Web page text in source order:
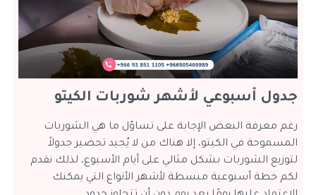
جدول أسبوعي لأشهر شوربات الكيتو
رغم معرفة البعض الإجابة على تساؤل ما هي الشوربات
المسموحة في الكيتو، إلا هناك من لا يُجيد تحضير جدولاً
لتوزيع الشوربات بشكل مثالي على أيام الأسبوع، لذلك نقدم
لكم خطة أسبوعية مبسطة لأشهر الأنواع التي يمكنك